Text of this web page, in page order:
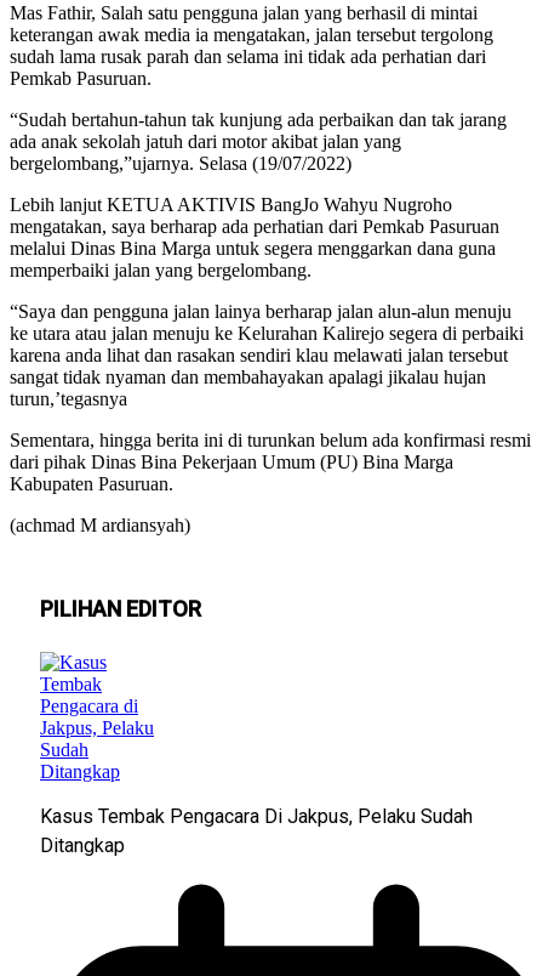
Mas Fathir, Salah satu pengguna jalan yang berhasil di mintai
keterangan awak media ia mengatakan, jalan tersebut tergolong
sudah lama rusak parah dan selama ini tidak ada perhatian dari
Pemkab Pasuruan.
“Sudah bertahun-tahun tak kunjung ada perbaikan dan tak jarang
ada anak sekolah jatuh dari motor akibat jalan yang
bergelombang,”ujarnya. Selasa (19/07/2022)
Lebih lanjut KETUA AKTIVIS BangJo Wahyu Nugroho
mengatakan, saya berharap ada perhatian dari Pemkab Pasuruan
melalui Dinas Bina Marga untuk segera menggarkan dana guna
memperbaiki jalan yang bergelombang.
“Saya dan pengguna jalan lainya berharap jalan alun-alun menuju
ke utara atau jalan menuju ke Kelurahan Kalirejo segera di perbaiki
karena anda lihat dan rasakan sendiri klau melawati jalan tersebut
sangat tidak nyaman dan membahayakan apalagi jikalau hujan
turun,’tegasnya
Sementara, hingga berita ini di turunkan belum ada konfirmasi resmi
dari pihak Dinas Bina Pekerjaan Umum (PU) Bina Marga
Kabupaten Pasuruan.
(achmad M ardiansyah)
PILIHAN EDITOR
Kasus Tembak Pengacara Di Jakpus, Pelaku Sudah
Ditangkap